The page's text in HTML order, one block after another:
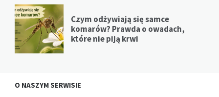
Czym odżywiają się samce
komarów? Prawda o owadach,
które nie piją krwi
O NASZYM SERWISIE